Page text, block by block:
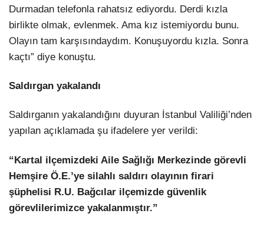
Durmadan telefonla rahatsız ediyordu. Derdi kızla
birlikte olmak, evlenmek. Ama kız istemiyordu bunu.
Olayın tam karşısındaydım. Konuşuyordu kızla. Sonra
kaçtı” diye konuştu.
Saldırgan yakalandı
Saldırganın yakalandığını duyuran İstanbul Valiliği’nden
yapılan açıklamada şu ifadelere yer verildi:
“Kartal ilçemizdeki Aile Sağlığı Merkezinde görevli
Hemşire Ö.E.’ye silahlı saldırı olayının firari
şüphelisi R.U. Bağcılar ilçemizde güvenlik
görevlilerimizce yakalanmıştır.”